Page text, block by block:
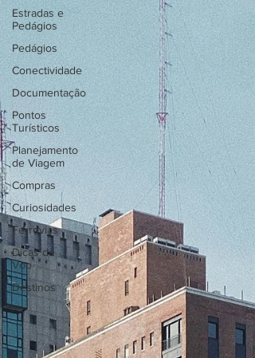
Estradas e
Pedágios
Pedágios
Conectividade
Documentação
Pontos
Turísticos
Planejamento
de Viagem
Compras
Curiosidades
Ferrovias
Dicas de
Voo
Destinos